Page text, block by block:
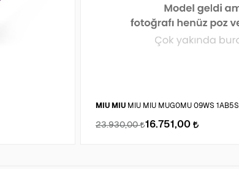
MIU MIU MIU MIU MUG0MU 09WS
23.930,00 16.751,00